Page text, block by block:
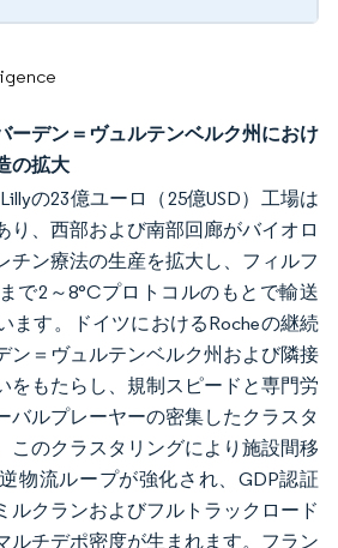
ーデン＝ヴュルテンベルク州におけ
の拡大
の23億ユーロ（25億USD）工場は
り、西部および南部回廊がバイオロ
チン療法の生産を拡大し、フィルフ
で2～8°Cプロトコルのもとで輸送
ます。ドイツにおけるRocheの継続
ン＝ヴュルテンベルク州および隣接
をもたらし、規制スピードと専門労
バルプレーヤーの密集したクラスタ
このクラスタリングにより施設間移
物流ループが強化され、GDP認証
ルクランおよびフルトラックロード
ルチデポ密度が生まれます。フラン